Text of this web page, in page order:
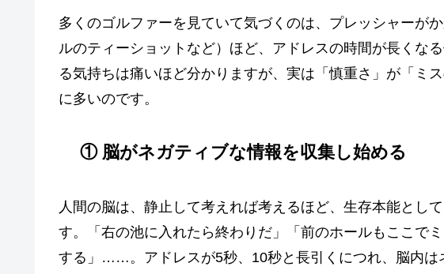
多くのゴルファーを見ていて気づくのは、プレッシャーが
ルのティーショットなど）ほど、アドレスの時間が長くな
る気持ちは痛いほど分かりますが、実は「慎重さ」が「ミ
に多いのです。
① 脳がネガティブな情報を収集し始める
人間の脳は、静止して考えれば考えるほど、生存本能とし
す。「右の池に入れたら終わりだ」「前のホールもここで
する」……。アドレスが5秒、10秒と長引くにつれ、脳内は